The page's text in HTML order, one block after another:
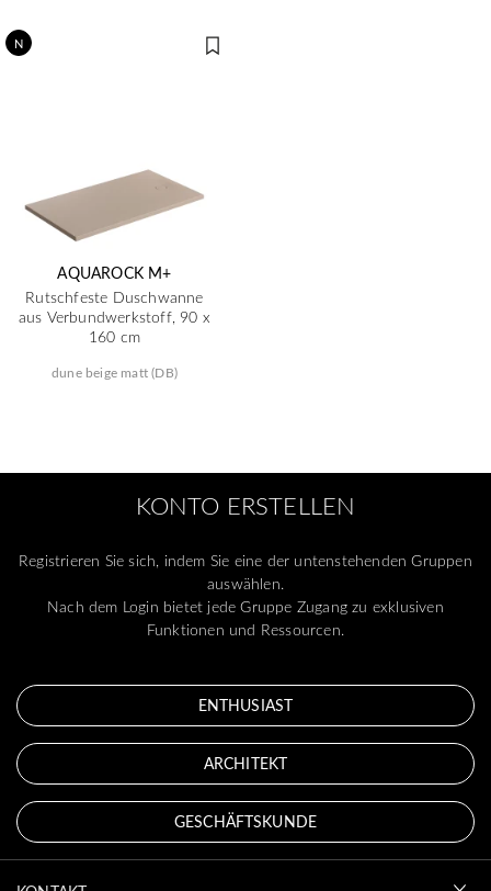
N
AQUAROCK M+
Rutschfeste Duschwanne
aus Verbundwerkstoff, 90 x
160 cm
dune beige matt (DB)
KONTO ERSTELLEN
Registrieren Sie sich, indem Sie eine der untenstehenden Gruppen
auswählen.
Nach dem Login bietet jede Gruppe Zugang zu exklusiven
Funktionen und Ressourcen.
ENTHUSIAST
ARCHITEKT
GESCHÄFTSKUNDE